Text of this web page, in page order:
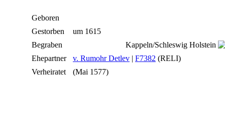
Geboren
Gestorben
um 1615
Begraben
Kappeln/Schleswig Holstein
Ehepartner
v. Rumohr Detlev | F7382 (RELI)
Verheiratet
(Mai 1577)